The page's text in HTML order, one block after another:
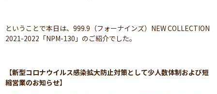
ということで本日は、999.9（フォーナインズ）NEW COLLECTION
2021-2022「NPM-130」のご紹介でした。
【新型コロナウイルス感染拡大防止対策として少人数体制および短
縮営業のお知らせ】